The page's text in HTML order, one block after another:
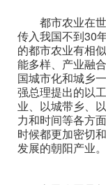
都市农业在世
传入我国不到30
的都市农业有相
能多样、产业融
国城市化和城乡
强总理提出的以
业、以城带乡、
力和时间等各方
时候都更加密切
发展的朝阳产业。